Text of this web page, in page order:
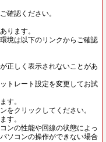
確認ください。
ります。
境は以下のリンクからご確認
正しく表示されないことがあ
トレート設定を変更してお試
す。
をクリックしてください。
す。
ンの性能や回線の状態によっ
ソコンの操作ができない場合